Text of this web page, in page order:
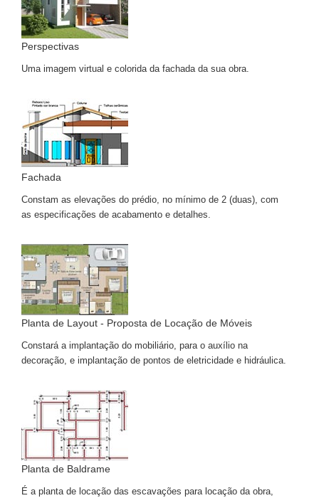
Perspectivas
Uma imagem virtual e colorida da fachada da sua obra.
Fachada
Constam as elevações do prédio, no mínimo de 2 (duas), com
as especificações de acabamento e detalhes.
Planta de Layout - Proposta de Locação de Móveis
Constará a implantação do mobiliário, para o auxílio na
decoração, e implantação de pontos de eletricidade e hidráulica.
Planta de Baldrame
É a planta de locação das escavações para locação da obra,